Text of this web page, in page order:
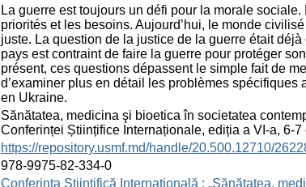
La guerre est toujours un défi pour la morale
priorités et les besoins. Aujourd’hui, le monde
juste. La question de la justice de la guerre était
pays est contraint de faire la guerre pour protéger
présent, ces questions dépassent le simple fait de
d’examiner plus en détail les problèmes
en Ukraine.
Sănătatea, medicina şi bioetica în societatea
Conferinței Științifice Internaționale, ediția a VI-a, 6-
https://repository.usmf.md/handle/20.500.12710/
978-9975-82-334-0
Conferința Științifică Internațională : „Sănătatea,